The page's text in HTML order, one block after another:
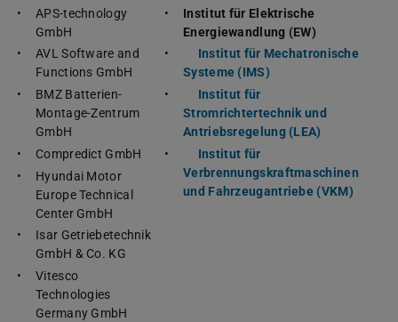
APS-technology
GmbH
AVL Software and
Functions GmbH
BMZ Batterien-
Montage-Zentrum
GmbH
Compredict GmbH
Hyundai Motor
Europe Technical
Center GmbH
Isar Getriebetechnik
GmbH & Co. KG
Vitesco
Technologies
Germany GmbH
Institut für Elektrische
Energiewandlung (EW)
Institut für Mechatronische
Systeme (IMS)
Institut für
Stromrichtertechnik und
Antriebsregelung (LEA)
Institut für
Verbrennungskraftmaschinen
und Fahrzeugantriebe (VKM)